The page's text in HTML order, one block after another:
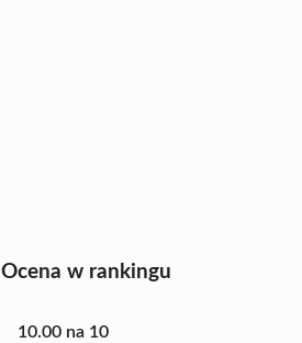
Ocena w rankingu
10.00 na 10